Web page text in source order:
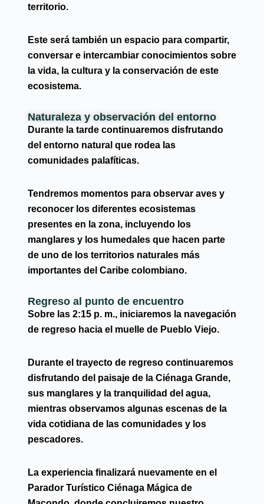
territorio.
Este será también un espacio para compartir,
conversar e intercambiar conocimientos sobre
la vida, la cultura y la conservación de este
ecosistema.
Naturaleza y observación del entorno
Durante la tarde continuaremos disfrutando
del entorno natural que rodea las
comunidades palafíticas.
Tendremos momentos para observar aves y
reconocer los diferentes ecosistemas
presentes en la zona, incluyendo los
manglares y los humedales que hacen parte
de uno de los territorios naturales más
importantes del Caribe colombiano.
Regreso al punto de encuentro
Sobre las 2:15 p. m., iniciaremos la navegación
de regreso hacia el muelle de Pueblo Viejo.
Durante el trayecto de regreso continuaremos
disfrutando del paisaje de la Ciénaga Grande,
sus manglares y la tranquilidad del agua,
mientras observamos algunas escenas de la
vida cotidiana de las comunidades y los
pescadores.
La experiencia finalizará nuevamente en el
Parador Turístico Ciénaga Mágica de